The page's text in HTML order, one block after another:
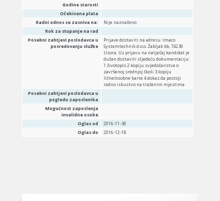
Godine starosti
Očekivana plata
Radni odnos se zasniva na:
Nije naznačeno
Rok za stupanje na rad
Posebni zahtjevi poslodavca u
posredovanju službe
Prijave dostaviti na adresu: Imaco
Systemtechnik d.o.o. Žabljak bb, 74230
Usora. Uz prijavu na natječaj kandidat je
dužan dostaviti sljedeću dokumentaciju:
1.životopis 2.kopiju svjedočanstva o
završenoj srednjoj školi 3.kopiju
lične/osobne karte 4.dokaz da postoji
radno iskustvo na traženim mjestima
Posebni zahtjevi poslodavca u
pogledu zaposlenika
Mogućnost zaposlenja
invalidne osobe
Oglas od
2016-11-30
Oglas do
2016-12-18